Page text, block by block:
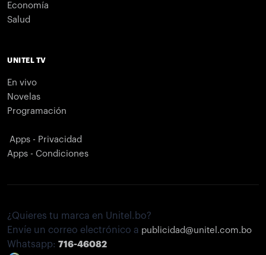
Economía
Salud
UNITEL TV
En vivo
Novelas
Programación
Apps - Privacidad
Apps - Condiciones
¿Quieres tu marca en Unitel.bo?
Envíe un correo electrónico a publicidad@unitel.com.bo
Whatsapp: 716-46082